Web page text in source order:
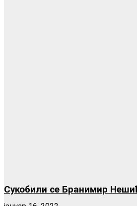
Сукобили се Бранимир